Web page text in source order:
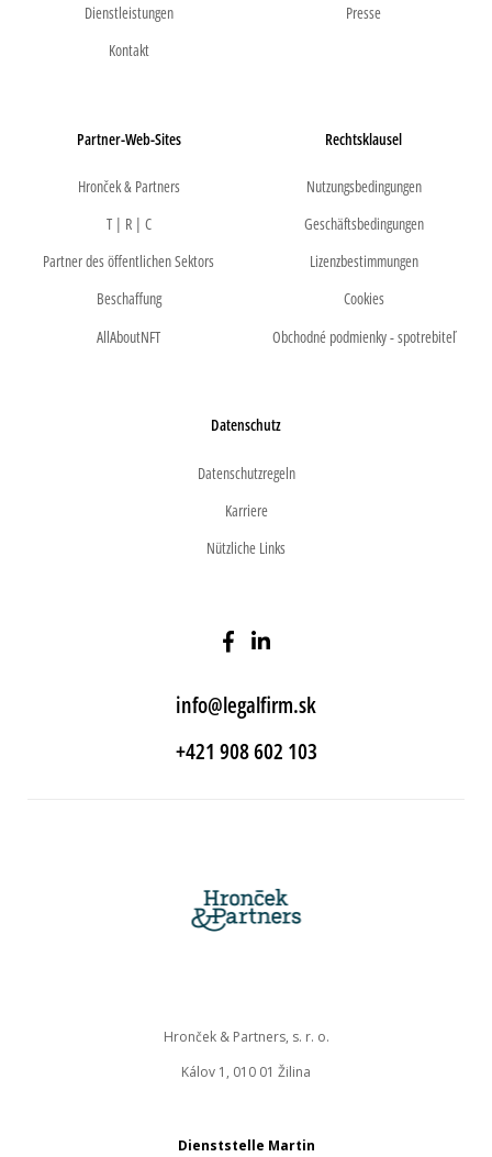
Dienstleistungen
Kontakt
Presse
Partner-Web-Sites
Hronček & Partners
T | R | C
Partner des öffentlichen Sektors
Beschaffung
AllAboutNFT
Rechtsklausel
Nutzungsbedingungen
Geschäftsbedingungen
Lizenzbestimmungen
Cookies
Obchodné podmienky - spotrebiteľ
Datenschutz
Datenschutzregeln
Karriere
Nützliche Links
info@legalfirm.sk
+421 908 602 103
Dienststelle Martin
Hronček & Partners, s. r. o.
Kálov 1, 010 01 Žilina